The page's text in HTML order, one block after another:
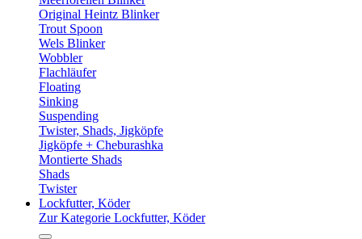
Original Heintz Blinker
Trout Spoon
Wels Blinker
Wobbler
Flachläufer
Floating
Sinking
Suspending
Twister, Shads, Jigköpfe
Jigköpfe + Cheburashka
Montierte Shads
Shads
Twister
Lockfutter, Köder
Zur Kategorie Lockfutter, Köder